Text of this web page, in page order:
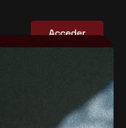
Acceder